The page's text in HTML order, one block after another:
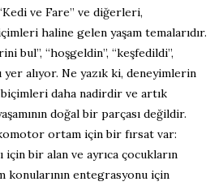
ve Fare” ve diğerleri,
haline gelen yaşam temalarıdır.
bul”, “hoşgeldin”, “keşfedildi”,
yer alıyor. Ne yazık ki, deneyimlerin
daha nadirdir ve artık
doğal bir parçası değildir.
ortam için bir fırsat var:
bir alan ve ayrıca çocukların
konularının entegrasyonu için